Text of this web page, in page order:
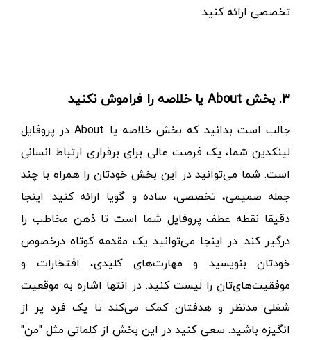
تخصصی ارائه کنید.
3. بخش Aboutیا خلاصه‌ را فراموش نکنید
جالب است بدانید که بخش خلاصه یا Aboutدر پروفایل
لینکدین شما، یک فرصت عالی برای برقراری ارتباط انسانی
است. شما می‌توانید در این بخش خودتان را همراه با چند
جمله صمیمی، تخصصی، ساده و گویا ارائه کنید. اینجا
دقیقا نقطه عطف پروفایل شما است تا ذهن مخاطب را
درگیر کند. در اینجا می‌توانید یک مقدمه کوتاه درخصوص
خودتان بنویسید و مهارت‌های کلیدی، افتخارات و
موفقیت‌های‌تان را لیست کنید. در انتها اشاره به موقعیت
شغلی مدنظر و هدفتان کمک می‌کند تا یک فرد پر از
انگیزه باشید. سعی کنید در این بخش از کلماتی مثل "من"